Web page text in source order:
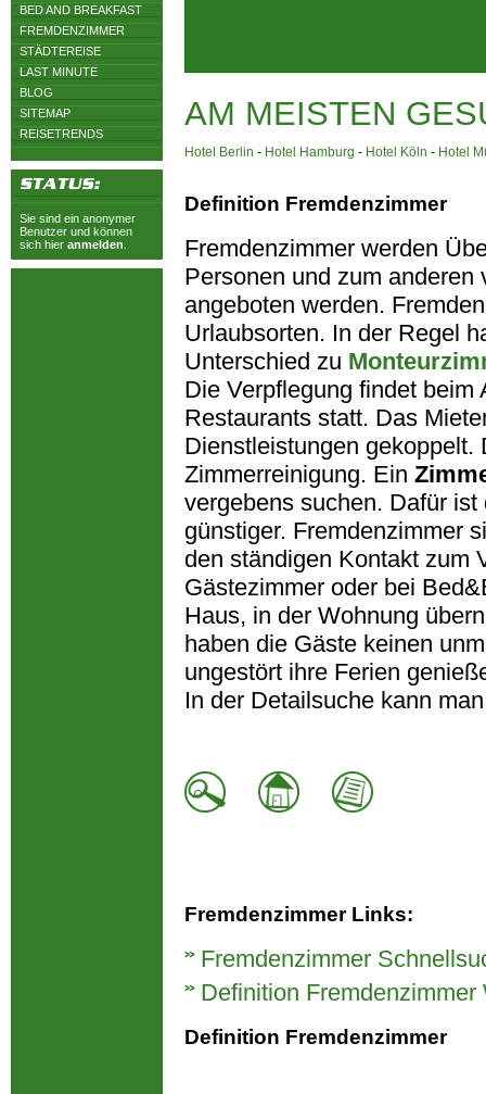
BED AND BREAKFAST
FREMDENZIMMER
STÄDTEREISE
LAST MINUTE
BLOG
SITEMAP
REISETRENDS
Sie sind ein anonymer
Benutzer und können
sich hier anmelden
AM MEISTEN
Hotel Berlin - Hotel Hamburg - Hotel Köln - Hotel
Definition Fremdenzimmer
Fremdenzimmer werden
Personen und zum
angeboten werden.
Urlaubsorten. In der Regel
Unterschied zu
Die Verpflegung findet beim
Restaurants statt. Das
Dienstleistungen gekoppelt.
Zimmerreinigung. Ein
vergebens suchen. Dafür
günstiger. Fremdenzimmer
den ständigen Kontakt zum
Gästezimmer oder bei
Haus, in der Wohnung
haben die Gäste keinen
ungestört ihre Ferien
In der Detailsuche kann
Fremdenzimmer Links:
Fremdenzimmer
Definition Fremdenzimmer
Definition Fremdenzimmer